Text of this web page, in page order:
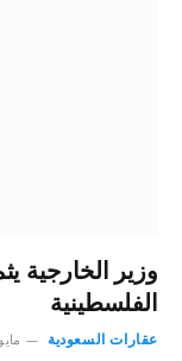
وزير الخارجية
الفلسطينية
عقارات السعودية مايو 30, 2024